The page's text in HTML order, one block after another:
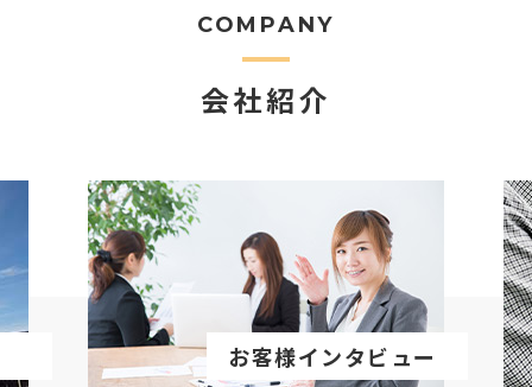
COMPANY
会社紹介
お客様インタビュー